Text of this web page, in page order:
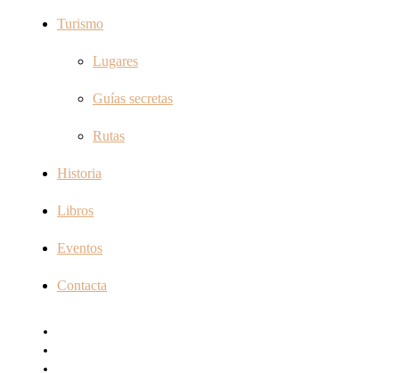
Turismo
Lugares
Guías secretas
Rutas
Historia
Libros
Eventos
Contacta